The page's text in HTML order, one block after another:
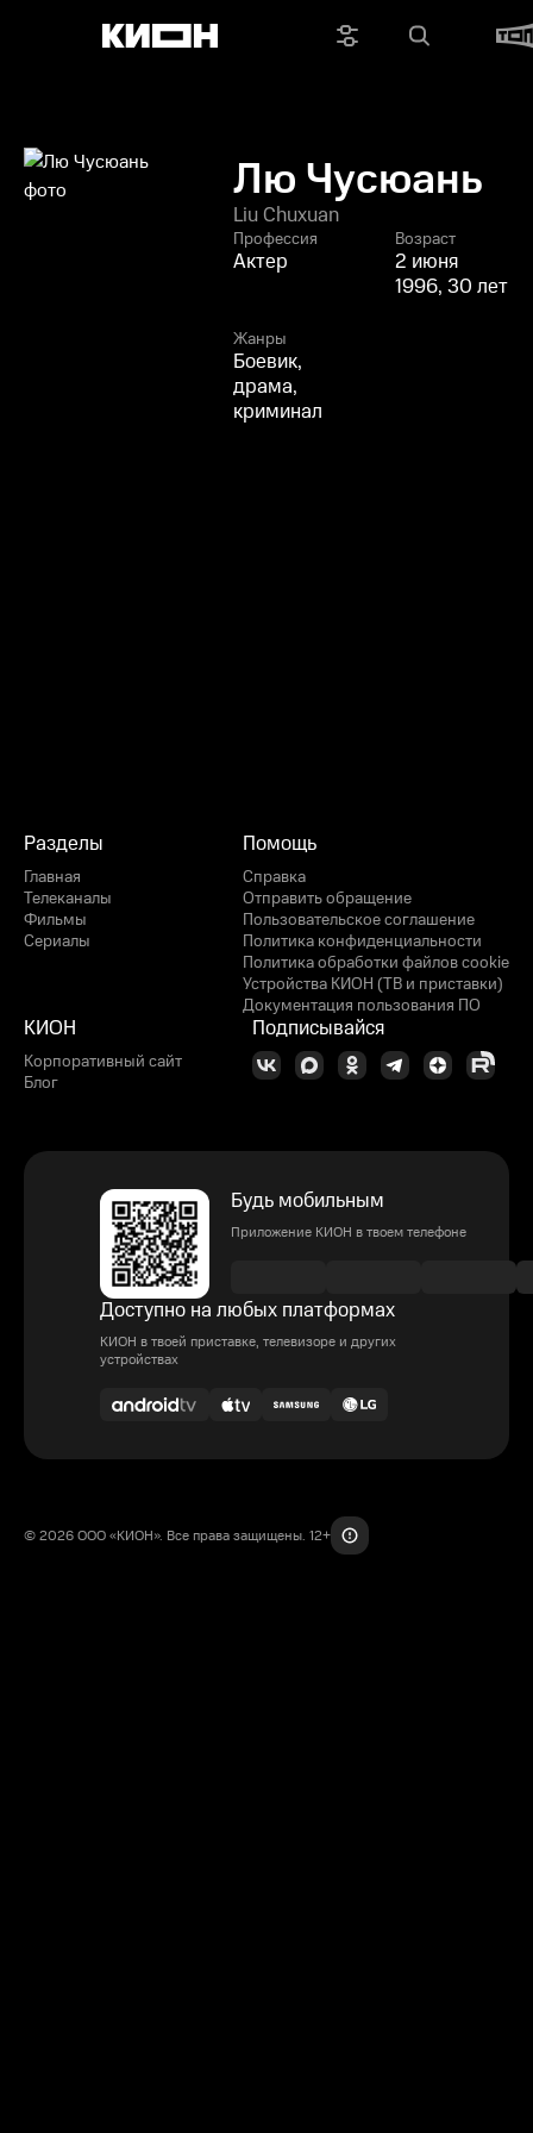
Лю Чусюань
Liu Chuxuan
Профессия
Актер
Возраст
2 июня
1996, 30 лет
Жанры
Боевик,
драма,
криминал
Разделы
Главная
Телеканалы
Фильмы
Сериалы
Помощь
Справка
Отправить обращение
Пользовательское соглашение
Политика конфиденциальности
Политика обработки файлов cookie
Устройства КИОН (ТВ и приставки)
Документация пользования ПО
КИОН
Корпоративный сайт
Блог
Подписывайся
Будь мобильным
Приложение КИОН в твоем телефоне
Доступно на любых платформах
КИОН в твоей приставке, телевизоре и других
устройствах
© 2026 ООО «КИОН». Все права защищены. 12+